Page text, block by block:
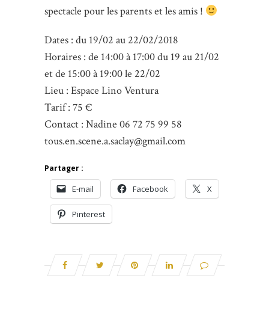
spectacle pour les parents et les amis !
Dates : du 19/02 au 22/02/2018
Horaires : de 14:00 à 17:00 du 19 au 21/02
et de 15:00 à 19:00 le 22/02
Lieu : Espace Lino Ventura
Tarif : 75 €
Contact : Nadine 06 72 75 99 58
tous.en.scene.a.saclay@gmail.com
Partager :
E-mail Facebook X
Pinterest